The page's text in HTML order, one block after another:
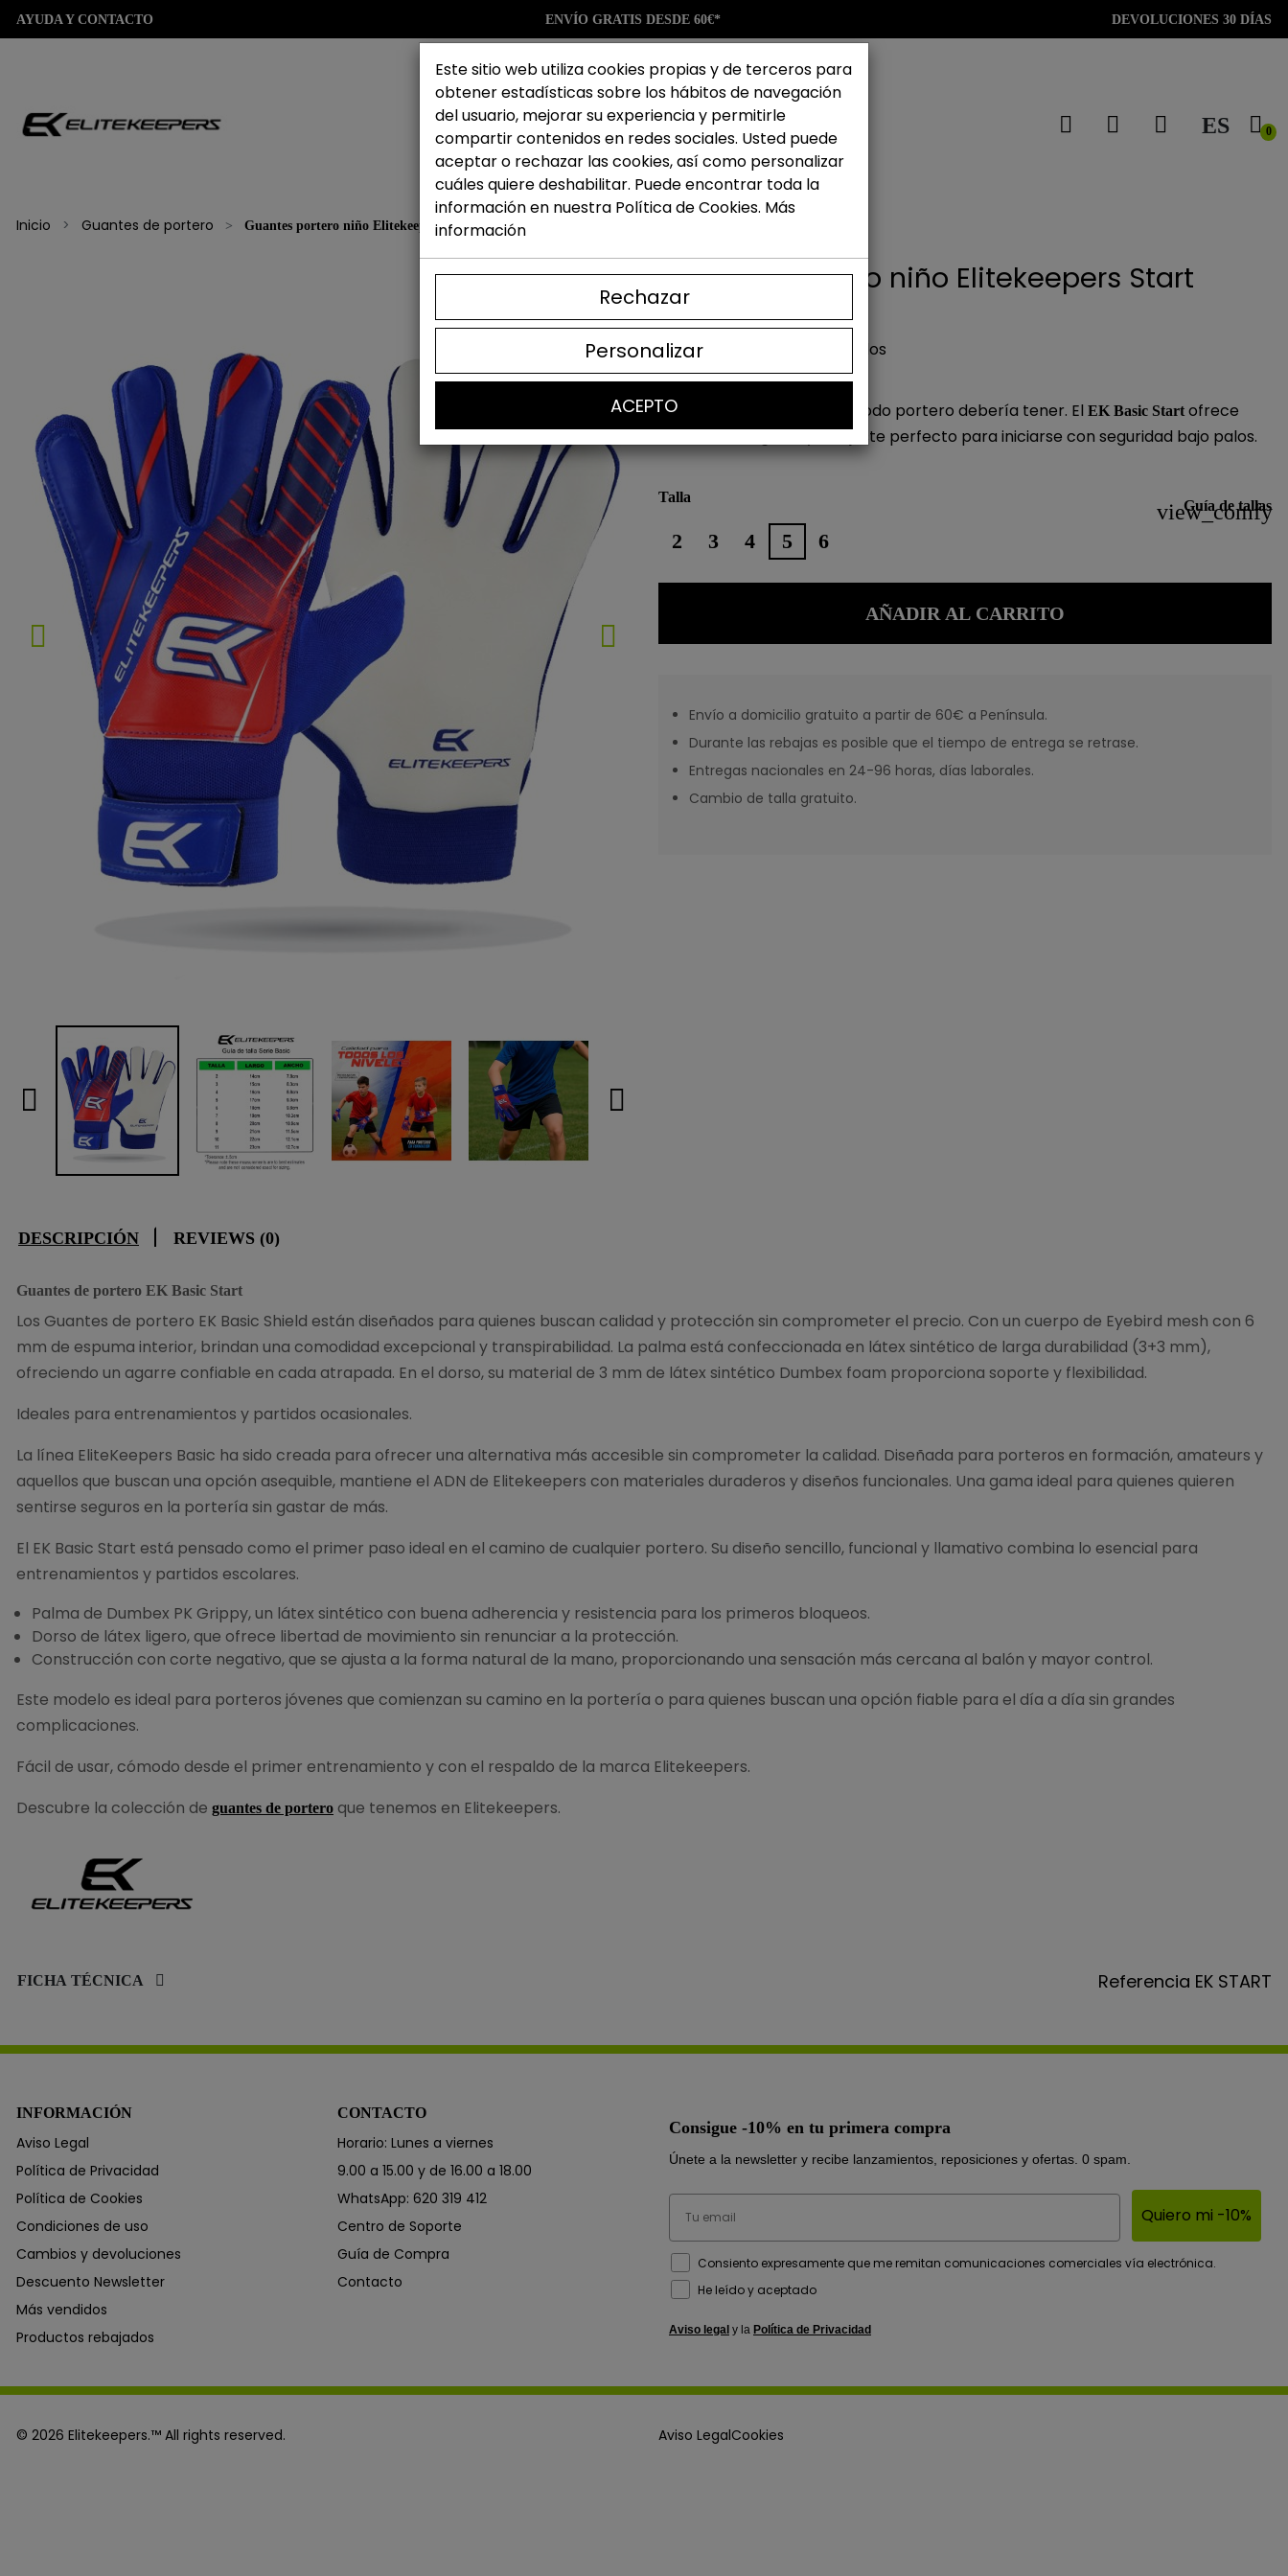
AYUDA Y CONTACTO ENVÍO GRATIS DESDE 60€* DEVOLUCIONES 30 DÍAS
Guantes Ropa Accesorios Marcas ES 0
Inicio Guantes de portero Guantes portero niño Elitekeepers Start
Guantes portero niño Elitekeepers Start
17,99 € Impuestos incluidos
Los primeros guantes que todo portero debería tener. El EK Basic Start ofrece
comodidad, agarre y un ajuste perfecto para iniciarse con seguridad bajo palos.
Talla
view_comfy
Guía de tallas
2 3 4 5 6
AÑADIR AL CARRITO
Envío a domicilio gratuito a partir de 60€ a Península.
Durante las rebajas es posible que el tiempo de entrega se retrase.
Entregas nacionales en 24-96 horas, días laborales.
Cambio de talla gratuito.
DESCRIPCIÓN REVIEWS (0)
Guantes de portero EK Basic Start
Los Guantes de portero EK Basic Shield están diseñados para quienes buscan calidad y protección sin comprometer el precio. Con un cuerpo de Eyebird mesh con 6
mm de espuma interior, brindan una comodidad excepcional y transpirabilidad. La palma está confeccionada en látex sintético de larga durabilidad (3+3 mm),
ofreciendo un agarre confiable en cada atrapada. En el dorso, su material de 3 mm de látex sintético Dumbex foam proporciona soporte y flexibilidad.
Ideales para entrenamientos y partidos ocasionales.
La línea EliteKeepers Basic ha sido creada para ofrecer una alternativa más accesible sin comprometer la calidad. Diseñada para porteros en formación, amateurs y
aquellos que buscan una opción asequible, mantiene el ADN de Elitekeepers con materiales duraderos y diseños funcionales. Una gama ideal para quienes quieren
sentirse seguros en la portería sin gastar de más.
El EK Basic Start está pensado como el primer paso ideal en el camino de cualquier portero. Su diseño sencillo, funcional y llamativo combina lo esencial para
entrenamientos y partidos escolares.
Palma de Dumbex PK Grippy, un látex sintético con buena adherencia y resistencia para los primeros bloqueos.
Dorso de látex ligero, que ofrece libertad de movimiento sin renunciar a la protección.
Construcción con corte negativo, que se ajusta a la forma natural de la mano, proporcionando una sensación más cercana al balón y mayor control.
Este modelo es ideal para porteros jóvenes que comienzan su camino en la portería o para quienes buscan una opción fiable para el día a día sin grandes
complicaciones.
Fácil de usar, cómodo desde el primer entrenamiento y con el respaldo de la marca Elitekeepers.
Descubre la colección de guantes de portero que tenemos en Elitekeepers.
FICHA TÉCNICA Referencia EK START
INFORMACIÓN
Aviso Legal
Política de Privacidad
Política de Cookies
Condiciones de uso
Cambios y devoluciones
Descuento Newsletter
Más vendidos
Productos rebajados
CONTACTO
Horario: Lunes a viernes
9.00 a 15.00 y de 16.00 a 18.00
WhatsApp: 620 319 412
Centro de Soporte
Guía de Compra
Contacto
Consigue -10% en tu primera compra
Únete a la newsletter y recibe lanzamientos, reposiciones y ofertas. 0 spam.
Email
Quiero mi -10%
How would you like to hear from us?
Consiento expresamente que me remitan comunicaciones comerciales vía electrónica.
He leído y aceptado
Aviso legal y la Política de Privacidad
Este sitio web utiliza cookies propias y de terceros para
obtener estadísticas sobre los hábitos de navegación
del usuario, mejorar su experiencia y permitirle
compartir contenidos en redes sociales. Usted puede
aceptar o rechazar las cookies, así como personalizar
cuáles quiere deshabilitar. Puede encontrar toda la
información en nuestra Política de Cookies. Más
información
Rechazar
Personalizar
ACEPTO
© 2026 Elitekeepers.™ All rights reserved. Aviso LegalCookies